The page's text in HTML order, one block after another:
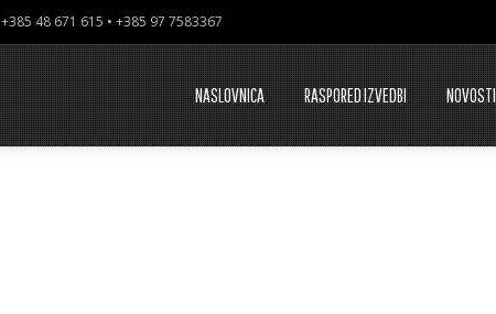
+385 48 671 615 • +385 97 7583367
NASLOVNICA RASPORED IZVEDBI NOVOSTI